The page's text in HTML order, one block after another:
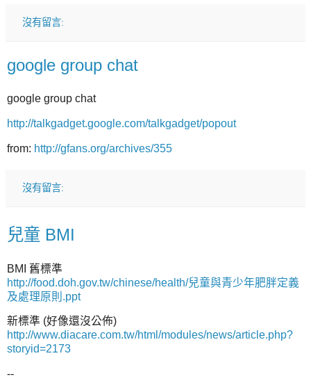
沒有留言:
google group chat
google group chat
http://talkgadget.google.com/talkgadget/popout
from: http://gfans.org/archives/355
沒有留言:
兒童 BMI
BMI 舊標準
http://food.doh.gov.tw/chinese/health/兒童與青少年肥胖定義
及處理原則.ppt
新標準 (好像還沒公佈)
http://www.diacare.com.tw/html/modules/news/article.php?
storyid=2173
--